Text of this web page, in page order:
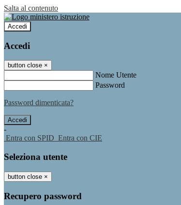
Salta al contenuto
Accedi
Accedi
button close ×
Nome Utente
Password
Password dimenticata?
-
Entra con SPID Entra con CIE
Seleziona utente
button close ×
Recupero password